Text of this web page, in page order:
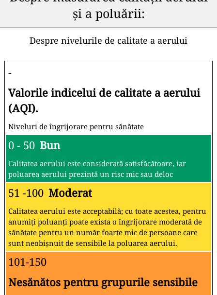
și a poluării:
Despre nivelurile de calitate a aerului
-
Valorile indicelui de calitate a aerului
(AQI).
Niveluri de îngrijorare pentru sănătate
0 - 50 Bun
Calitatea aerului este considerată satisfăcătoare, iar
poluarea aerului prezintă un risc mic sau deloc
51 -100 Moderat
Calitatea aerului este acceptabilă; cu toate acestea, pentru
anumiți poluanți poate exista o îngrijorare moderată de
sănătate pentru un număr foarte mic de persoane care
sunt neobișnuit de sensibile la poluarea aerului.
101-150
Nesănătos pentru grupurile sensibile